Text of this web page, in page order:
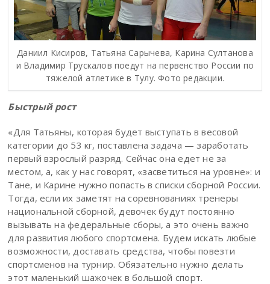
Даниил Кисиров, Татьяна Сарычева, Карина Султанова
и Владимир Трускалов поедут на первенство России по
тяжелой атлетике в Тулу. Фото редакции.
Быстрый рост
«Для Татьяны, которая будет выступать в весовой
категории до 53 кг, поставлена задача — заработать
первый взрослый разряд. Сейчас она едет не за
местом, а, как у нас говорят, «засветиться на уровне»: и
Тане, и Карине нужно попасть в списки сборной России.
Тогда, если их заметят на соревнованиях тренеры
национальной сборной, девочек будут постоянно
вызывать на федеральные сборы, а это очень важно
для развития любого спортсмена. Будем искать любые
возможности, доставать средства, чтобы повезти
спортсменов на турнир. Обязательно нужно делать
этот маленький шажочек в большой спорт.